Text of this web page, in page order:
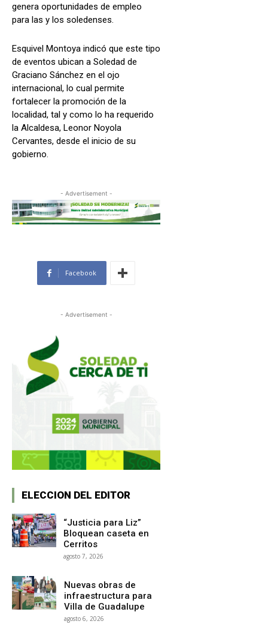
genera oportunidades de empleo
para las y los soledenses.
Esquivel Montoya indicó que este tipo
de eventos ubican a Soledad de
Graciano Sánchez en el ojo
internacional, lo cual permite
fortalecer la promoción de la
localidad, tal y como lo ha requerido
la Alcaldesa, Leonor Noyola
Cervantes, desde el inicio de su
gobierno.
- Advertisement -
Facebook
- Advertisement -
ELECCION DEL EDITOR
“Justicia para Liz”
Bloquean caseta en
Cerritos
agosto 7, 2026
Nuevas obras de
infraestructura para
Villa de Guadalupe
agosto 6, 2026